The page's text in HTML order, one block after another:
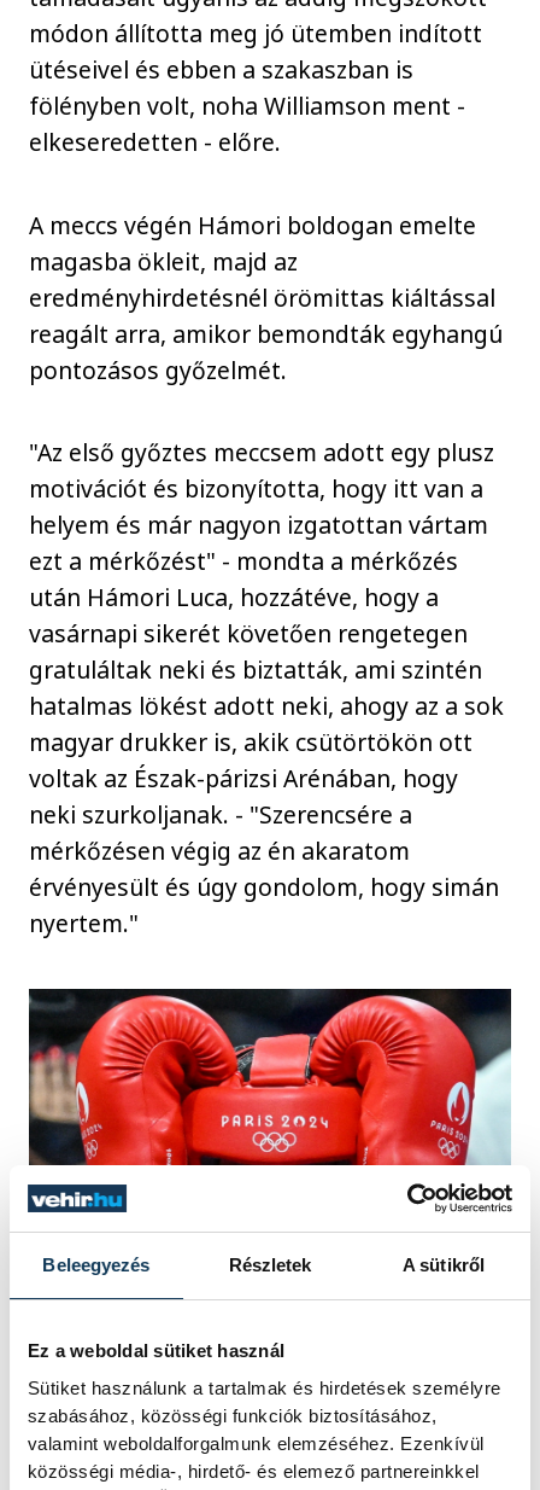
Beleegyezés Részletek A sütikről
Ez a weboldal sütiket használ
Sütiket használunk a tartalmak és hirdetések személyre
szabásához, közösségi funkciók biztosításához,
valamint weboldalforgalmunk elemzéséhez. Ezenkívül
közösségi média-, hirdető- és elemező partnereinkkel
módon állította meg jó ütemben indított
ütéseivel és ebben a szakaszban is
fölényben volt, noha Williamson ment -
elkeseredetten - előre.
A meccs végén Hámori boldogan emelte
magasba ökleit, majd az
eredményhirdetésnél örömittas kiáltással
reagált arra, amikor bemondták egyhangú
pontozásos győzelmét.
"Az első győztes meccsem adott egy plusz
motivációt és bizonyította, hogy itt van a
helyem és már nagyon izgatottan vártam
ezt a mérkőzést" - mondta a mérkőzés
után Hámori Luca, hozzátéve, hogy a
vasárnapi sikerét követően rengetegen
gratuláltak neki és biztatták, ami szintén
hatalmas lökést adott neki, ahogy az a sok
magyar drukker is, akik csütörtökön ott
voltak az Észak-párizsi Arénában, hogy
neki szurkoljanak. - "Szerencsére a
mérkőzésen végig az én akaratom
érvényesült és úgy gondolom, hogy simán
nyertem."
Luca az ausztrál Marissa Williamson elleni
küzdelemben, a női ökölvívók 66
kilogrammos súlycsoportjának
nyolcaddöntőjében a 2024-es párizsi nyári